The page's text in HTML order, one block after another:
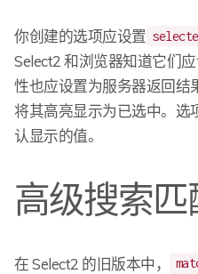
你创建的选项应设置
Select2 和浏览器知道它们
性也应设置为服务器返回结
将其高亮显示为已选中。选
认显示的值。
高级搜索匹
在 Select2 的旧版本中，